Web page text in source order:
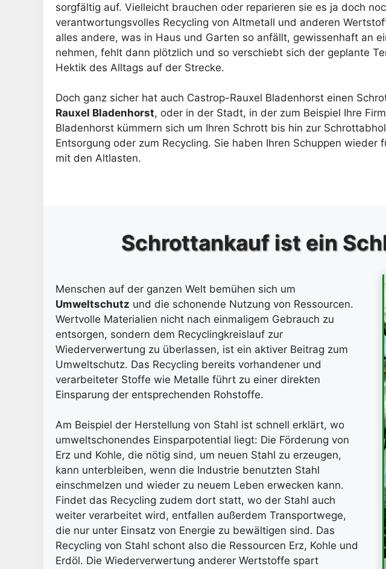
sorgfältig auf. Vielleicht brauchen oder reparieren sie es ja doch
verantwortungsvolles Recycling von Altmetall und anderen
alles andere, was in Haus und Garten so anfällt, gewissenhaft an
nehmen, fehlt dann plötzlich und so verschiebt sich der geplante
Hektik des Alltags auf der Strecke.
Doch ganz sicher hat auch Castrop-Rauxel Bladenhorst einen
Rauxel Bladenhorst, oder in der Stadt, in der zum Beispiel Ihre
Bladenhorst kümmern sich um Ihren Schrott bis hin zur
Entsorgung oder zum Recycling. Sie haben Ihren Schuppen
mit den Altlasten.
Schrottankauf ist ein
Menschen auf der ganzen Welt bemühen sich um
Umweltschutz und die schonende Nutzung von Ressourcen.
Wertvolle Materialien nicht nach einmaligem Gebrauch zu
entsorgen, sondern dem Recyclingkreislauf zur
Wiederverwertung zu überlassen, ist ein aktiver Beitrag zum
Umweltschutz. Das Recycling bereits vorhandener und
verarbeiteter Stoffe wie Metalle führt zu einer direkten
Einsparung der entsprechenden Rohstoffe.
Am Beispiel der Herstellung von Stahl ist schnell erklärt, wo
umweltschonendes Einsparpotential liegt: Die Förderung von
Erz und Kohle, die nötig sind, um neuen Stahl zu erzeugen,
kann unterbleiben, wenn die Industrie benutzten Stahl
einschmelzen und wieder zu neuem Leben erwecken kann.
Findet das Recycling zudem dort statt, wo der Stahl auch
weiter verarbeitet wird, entfallen außerdem Transportwege,
die nur unter Einsatz von Energie zu bewältigen sind. Das
Recycling von Stahl schont also die Ressourcen Erz, Kohle und
Erdöl. Die Wiederverwertung anderer Wertstoffe spart